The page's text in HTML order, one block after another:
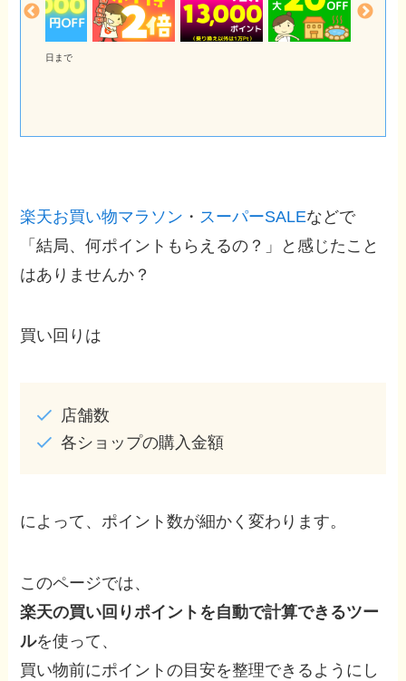
8月11日まで
楽天お買い物マラソン ・ スーパーSALEなどで
「結局、何ポイントもらえるの？」と感じたこと
はありませんか？
買い回りは
店舗数
各ショップの購入金額
によって、ポイント数が細かく変わります。
このページでは、
楽天の買い回りポイントを自動で計算できるツー
ルを使って、
買い物前にポイントの目安を整理できるようにし